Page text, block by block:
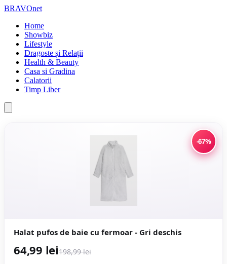
BRAVOnet
Home
Showbiz
Lifestyle
Dragoste și Relații
Health & Beauty
Casa si Gradina
Calatorii
Timp Liber
-67%
Halat pufos de baie cu fermoar - Gri deschis
64,99 lei198,99 lei